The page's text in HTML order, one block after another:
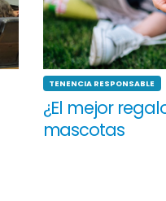
TENENCIA RESPONSABLE
¿El mejor
mascotas